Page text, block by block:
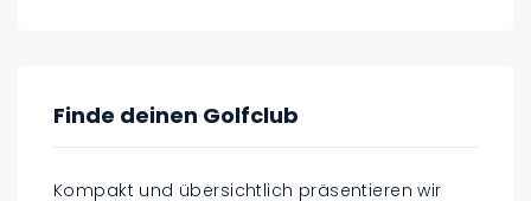
Finde deinen Golfclub
Kompakt und übersichtlich präsentieren wir